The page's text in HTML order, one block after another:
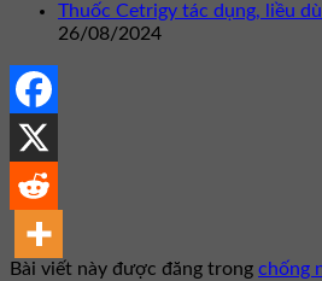
Thuốc Cetrigy tác dụng, liều
26/08/2024
Bài viết này được đăng trong chống